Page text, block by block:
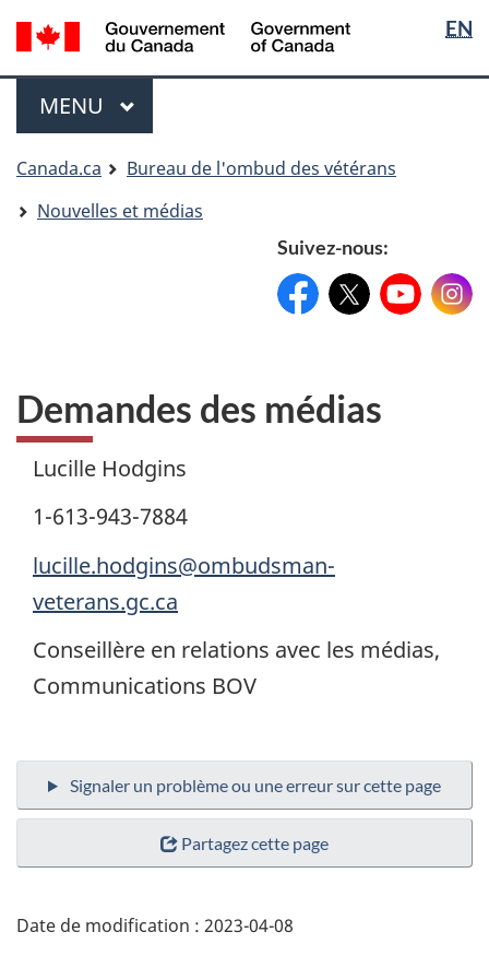
Aller
au
contenu
Skip
to
"About
Passer
à
la
la
EN
Menu
MENU PRINCIPAL
Vous
êtes
ici
Canada.ca
Bureau de l'ombud des vétérans
Nouvelles et médias
Suivez-nous:
Facebook:FacebookPageName
X: @XAccount
YouTube:
Demandes des médias
Lucille Hodgins
1-613-943-7884
lucille.hodgins@ombudsman-
veterans.gc.ca
Conseillère en relations avec les médias,
Communications BOV
Partagez cette page
Date de modification : 2023-04-08